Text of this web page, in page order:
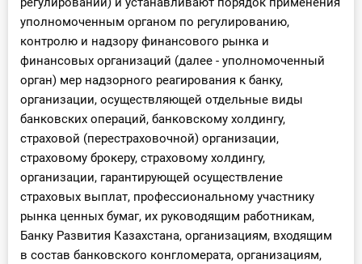
уполномоченным органом по регулированию,
контролю и надзору финансового рынка и
финансовых организаций (далее - уполномоченный
орган) мер надзорного реагирования к банку,
организации, осуществляющей отдельные виды
банковских операций, банковскому холдингу,
страховой (перестраховочной) организации,
страховому брокеру, страховому холдингу,
организации, гарантирующей осуществление
страховых выплат, профессиональному участнику
рынка ценных бумаг, их руководящим работникам,
Банку Развития Казахстана, организациям, входящим
в состав банковского конгломерата, организациям,